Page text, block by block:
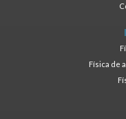
Física de